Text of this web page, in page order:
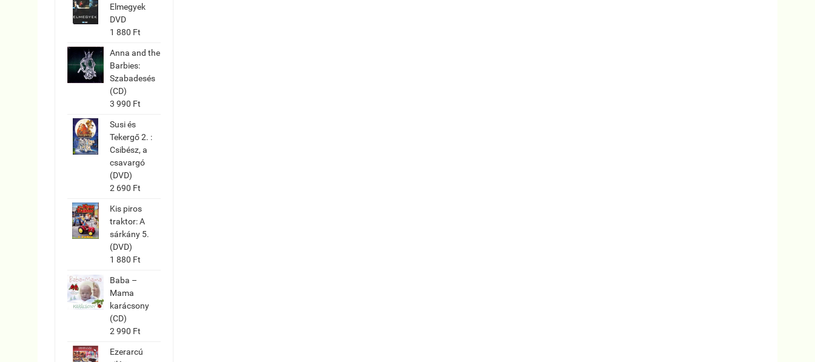
Elmegyek
DVD
1 880 Ft
Anna and the
Barbies:
Szabadesés
(CD)
3 990 Ft
Susi és
Tekergő 2. :
Csibész, a
csavargó
(DVD)
2 690 Ft
Kis piros
traktor: A
sárkány 5.
(DVD)
1 880 Ft
Baba –
Mama
karácsony
(CD)
2 990 Ft
Ezerarcú